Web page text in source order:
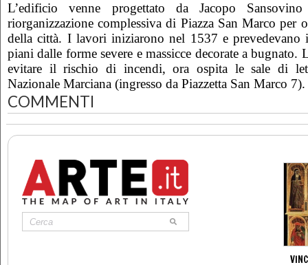
L’edificio venne progettato da Jacopo
riorganizzazione complessiva di Piazza San Marco per
della città. I lavori iniziarono nel 1537 e prevedevano
piani dalle forme severe e massicce decorate a bugnato.
evitare il rischio di incendi, ora ospita le sale di
Nazionale Marciana (ingresso da Piazzetta San Marco 7).
COMMENTI